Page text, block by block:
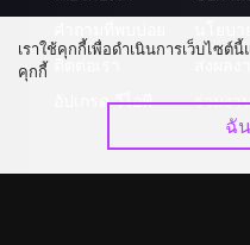
ติดต่อเรา
อัปเกรด วีไอพี
ส่งผล
ร่วมงา
เราใช้คุกกี้เพื่อดำเนินการเว็บไซต์
คุกกี้
ฉั